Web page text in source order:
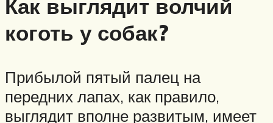
Как выглядит волчий
коготь у собак?
Прибылой пятый палец на
передних лапах, как правило,
выглядит вполне развитым, имеет